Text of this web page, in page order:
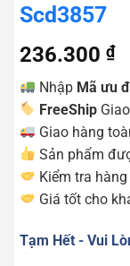
Scd3857
236.300 ₫
Nhập Mã ưu
FreeShip
Giao hàng
Sản phẩm
Kiểm tra
Giá tốt cho
Tạm Hết - Vui